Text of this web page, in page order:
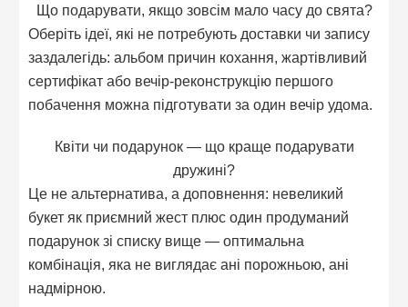
Що подарувати, якщо зовсім мало часу до свята?
Оберіть ідеї, які не потребують доставки чи запису
заздалегідь: альбом причин кохання, жартівливий
сертифікат або вечір-реконструкцію першого
побачення можна підготувати за один вечір удома.
Квіти чи подарунок — що краще подарувати
дружині?
Це не альтернатива, а доповнення: невеликий
букет як приємний жест плюс один продуманий
подарунок зі списку вище — оптимальна
комбінація, яка не виглядає ані порожньою, ані
надмірною.